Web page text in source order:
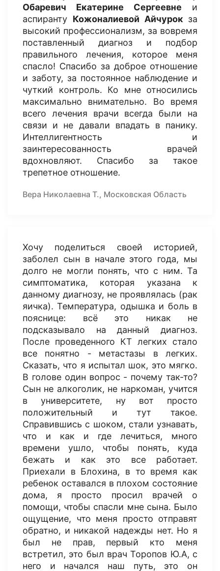
Обаревич Екатерине Сергеевне и
аспиранту Кожоналиевой Айчурок за
высокий профессионализм, за вовремя
поставленный диагноз и подбор
правильного лечения, которое меня
спасло! Спасибо за доброе отношение
и заботу, за постоянное наблюдение и
чуткий контроль. Ко мне относились
максимально внимательно. Во время
всего лечения врачи всегда были на
связи и не давали впадать в панику.
Интеллигентность и
заинтересованность врачей
вдохновляют. Спасибо за такое
трепетное отношение.
Вера Николаевна Т., Московская Область
Хочу поделиться своей историей,
заболел сын в начале этого года, мы
долго не могли понять, что с ним. Та
симптоматика, которая указана к
данному диагнозу, не проявлялась (рак
яичка). Температура, одышка и боль в
пояснице: всё это никак не
подсказывало на данный диагноз.
После проведенного КТ легких стало
все понятно - метастазы в легких.
Сказать, что я испытал шок, это мягко.
В голове один вопрос - почему так-то?
Сын не алкоголик, не наркоман, учится
в университете, ну вот просто
положительный и тут такое.
Справившись с шоком, стали узнавать,
что и как и где лечиться, много
времени ушло, чтобы понять, куда
бежать и как это все работает.
Приехали в Блохина, в то время как
ребенок оставался в плохом состояние
дома, я просто просил врачей о
помощи, чтобы спасли мне сына. Было
ощущение, что меня просто отправят
обратно, и никакой надежды нет. Но я
был не прав, первый кто меня
встретил, это был врач Торопов Ю.А, с
него и начался наш путь, это он